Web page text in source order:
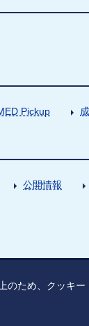
Pickup
公開情報
のため、クッキ